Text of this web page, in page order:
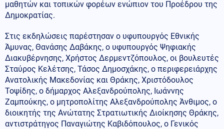
μαθητών και τοπικών φορέων ενώπιον του Προέδρου της
Δημοκρατίας.
Στις εκδηλώσεις παρέστησαν ο υφυπουργός Εθνικής
Άμυνας, Θανάσης Δαβάκης, ο υφυπουργός Ψηφιακής
Διακυβέρνησης, Χρήστος Δερμεντζόπουλος, οι βουλευτές
Σταύρος Κελέτσης, Τάσος Δημοσχάκης, ο περιφερειάρχης
Ανατολικής Μακεδονίας και Θράκης, Χριστόδουλος
Τοψίδης, ο δήμαρχος Αλεξανδρούπολης, Ιωάννης
Ζαμπούκης, ο μητροπολίτης Αλεξανδρούπολης Άνθιμος, ο
διοικητής της Ανώτατης Στρατιωτικής Διοίκησης Θράκης,
αντιστράτηγος Παναγιώτης Καβιδόπουλος, ο Γενικός